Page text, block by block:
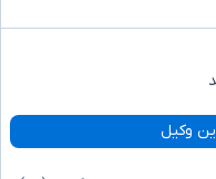
وکیل